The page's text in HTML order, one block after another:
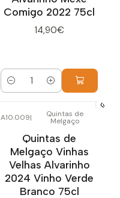
Comigo 2022 75cl
14,90€
Quantidade
A10.009| Quintas de
Melgaço
Quintas de
Melgaço Vinhas
Velhas Alvarinho
2024 Vinho Verde
Branco 75cl